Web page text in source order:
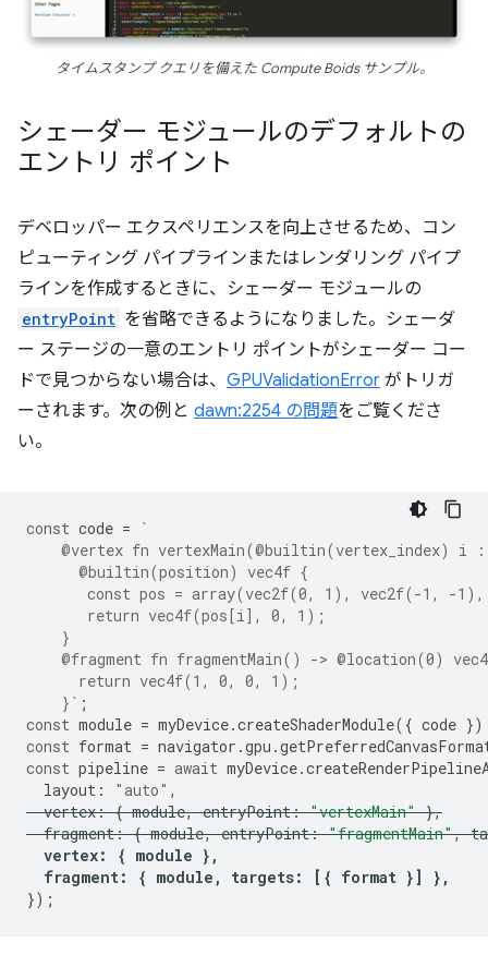
タイムスタンプ クエリを備えた Compute Boids サンプル。
シェーダー モジュールのデフォルトの
エントリ ポイント
デベロッパー エクスペリエンスを向上させるため、コン
ピューティング パイプラインまたはレンダリング パイプ
ラインを作成するときに、シェーダー モジュールの
entryPoint を省略できるようになりました。シェーダ
ー ステージの一意のエントリ ポイントがシェーダー コー
ドで見つからない場合は、 GPUValidationError がトリガ
ーされます。次の例と dawn:2254 の問題をご覧くださ
い。
const code =
`
@vertex fn vertexMain(@builtin(vertex_index) i
      @builtin(position) vec4f {
const pos = array(vec2f(0, 1), vec2f(-1, -
       return vec4f(pos[i], 0, 1);
    }
@fragment fn fragmentMain() -> @location(0)
      return vec4f(1, 0, 0, 1);
    }`
;
const module = myDevice.createShaderModule({ code
const format = navigator .gpu .
const pipeline = await myDevice.
layout : "auto" ,
vertex: { module, entryPoint: "vertexMain" },
fragment: { module, entryPoint: "fragmentMain",
vertex: { module },
fragment: { module , targets: [{ format }]
},
});